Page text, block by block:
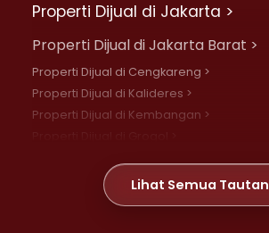
Properti Dijual di Jakarta >
Properti Dijual di Jakarta Barat >
Properti Dijual di Cengkareng >
Properti Dijual di Kalideres >
Properti Dijual di Kembangan >
Properti Dijual di Meruya >
Properti Dijual di Jelambar >
Lihat Semua Tautan